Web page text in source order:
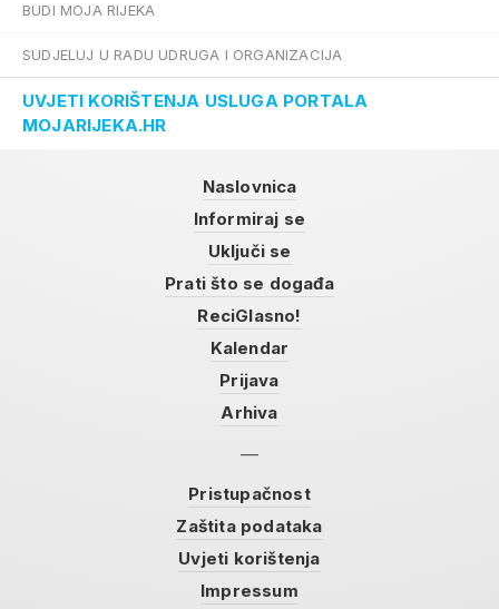
BUDI MOJA RIJEKA
SUDJELUJ U RADU UDRUGA I ORGANIZACIJA
UVJETI KORIŠTENJA USLUGA PORTALA
MOJARIJEKA.HR
Naslovnica
Informiraj se
Uključi se
Prati što se događa
ReciGlasno!
Kalendar
Prijava
Arhiva
Pristupačnost
Zaštita podataka
Uvjeti korištenja
Impressum